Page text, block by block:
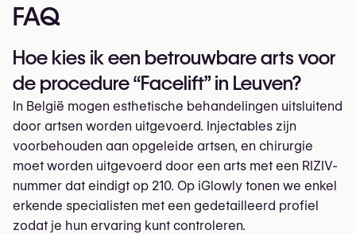
FAQ
Hoe kies ik een betrouwbare arts voor
de procedure “Facelift” in Leuven?
In België mogen esthetische behandelingen uitsluitend
door artsen worden uitgevoerd. Injectables zijn
voorbehouden aan opgeleide artsen, en chirurgie
moet worden uitgevoerd door een arts met een RIZIV-
nummer dat eindigt op 210. Op iGlowly tonen we enkel
erkende specialisten met een gedetailleerd profiel
zodat je hun ervaring kunt controleren.